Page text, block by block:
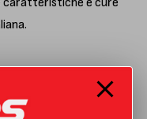
caratteristiche e cure